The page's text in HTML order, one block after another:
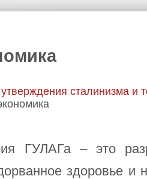
сталинизма и
ГУЛАГа – это
здоровье